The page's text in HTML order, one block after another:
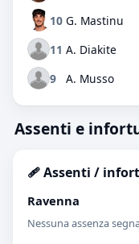
10 G. Mastinu
11 A. Diakite
9
A. Musso
Assenti e
🩹 Assenti /
Ravenna
Nessuna assenza